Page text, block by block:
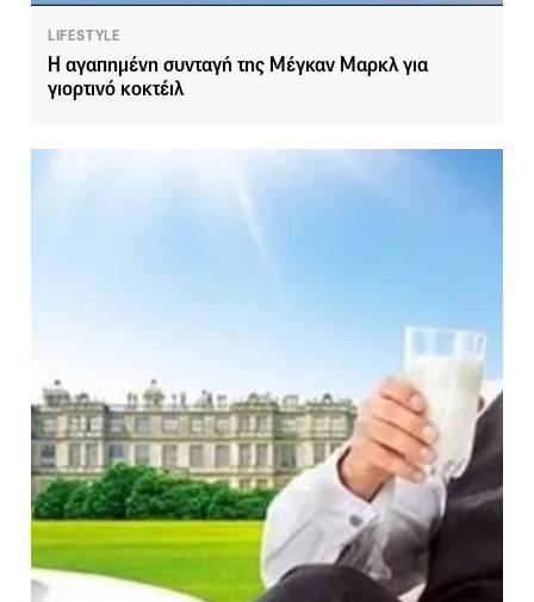
LIFESTYLE
Η αγαπημένη συνταγή της Μέγκαν Μαρκλ για
γιορτινό κοκτέιλ